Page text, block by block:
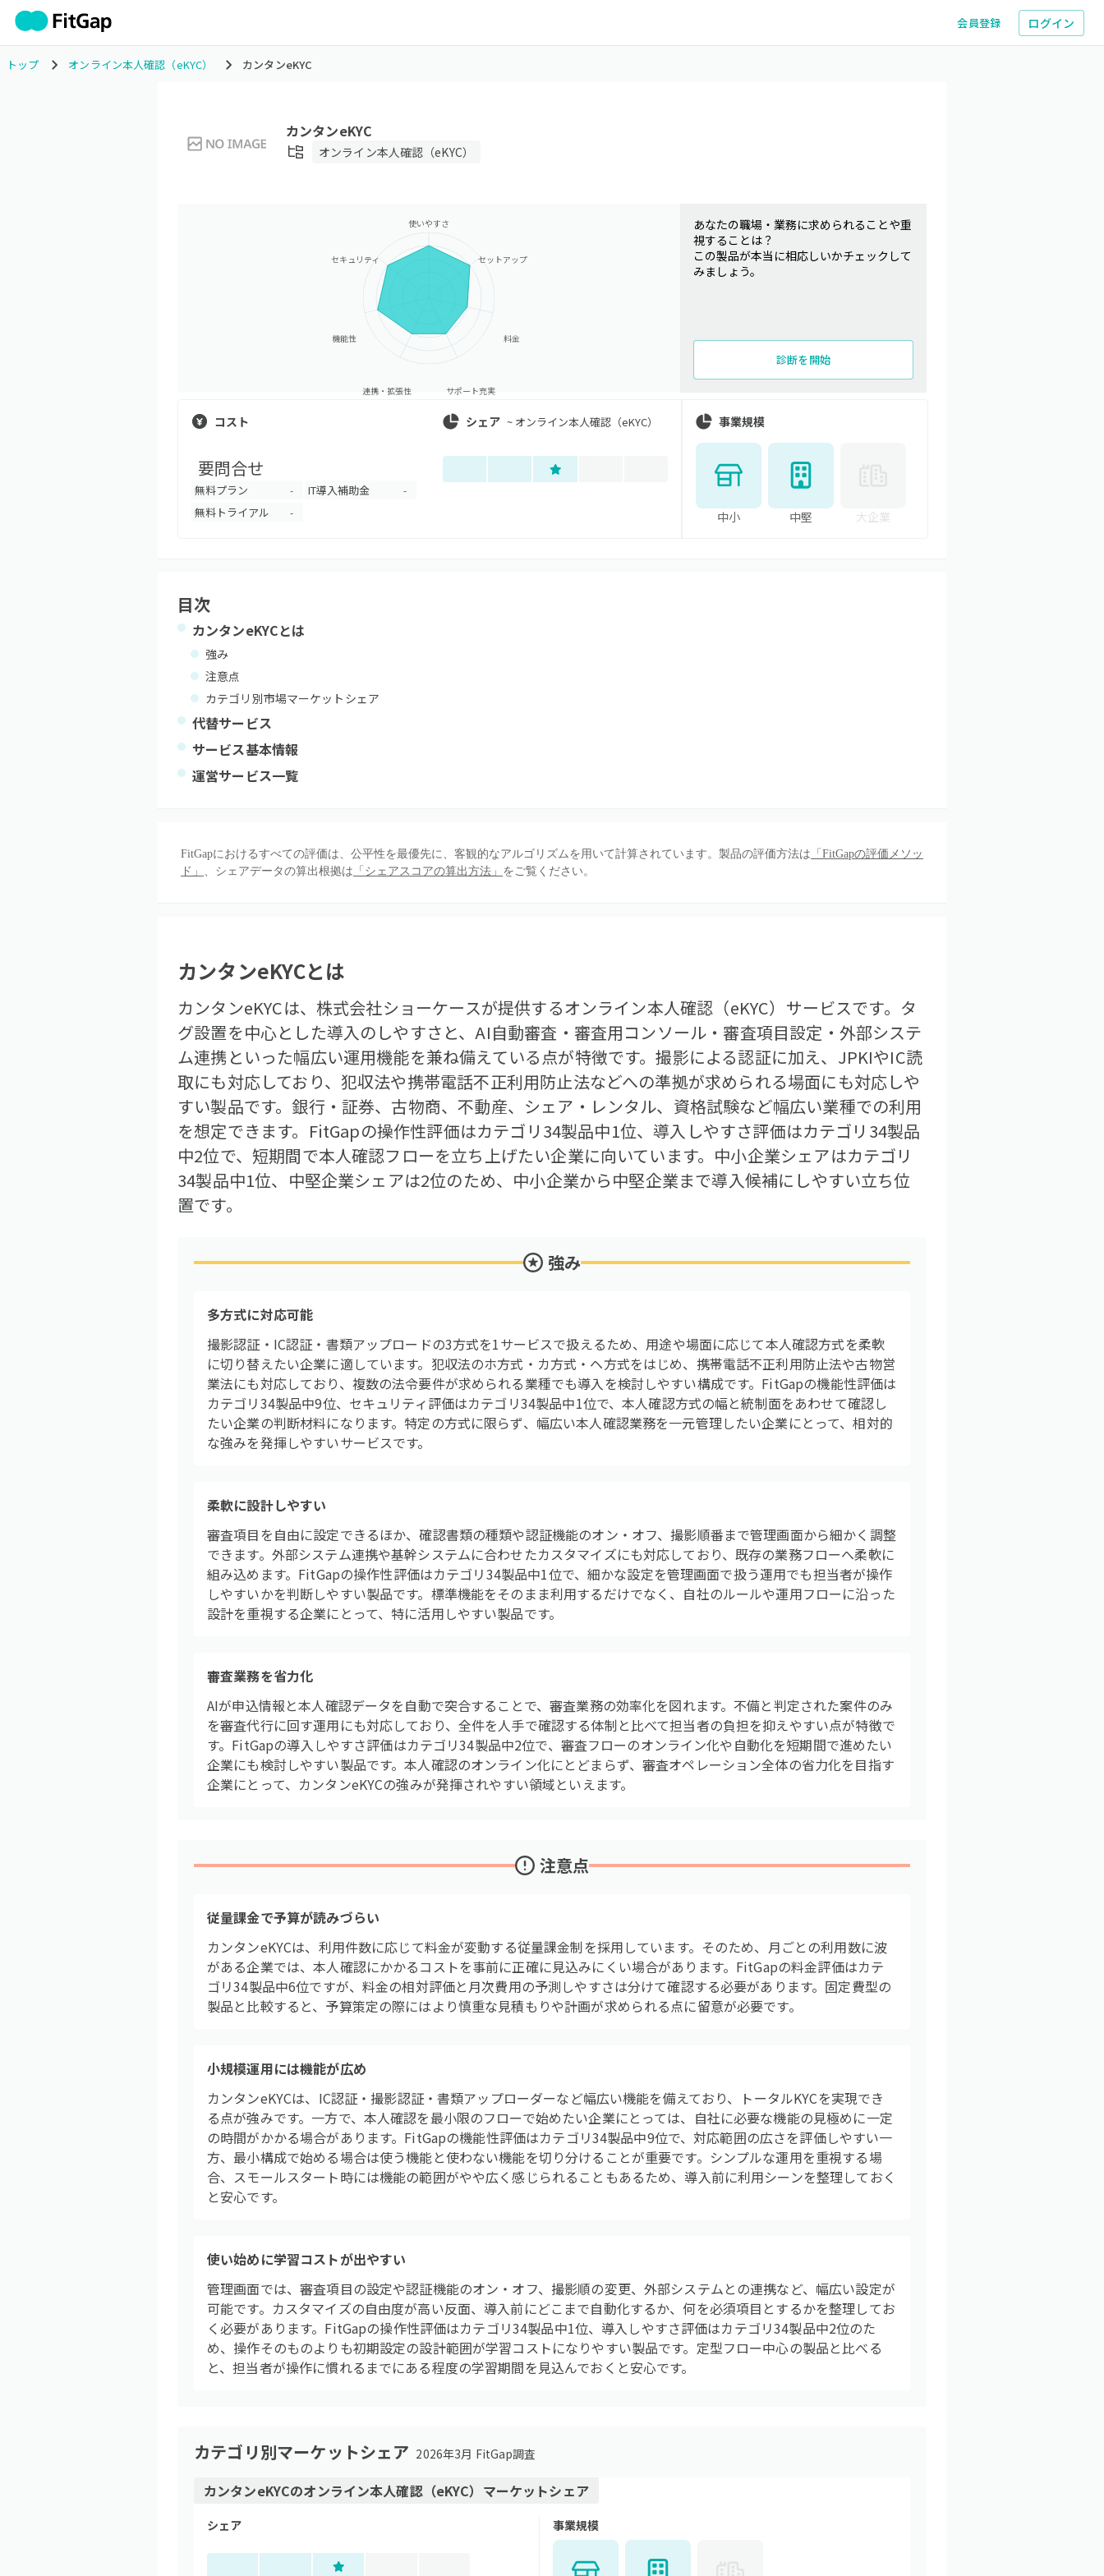
会員登録 ログイン
トップ オンライン本人確認（eKYC） カンタンeKYC
カンタンeKYC
オンライン本人確認（eKYC）
使いやすさ
セットアップ
料金
サポート充実
連携・拡張性
機能性
セキュリティ
あなたの職場・業務に求められることや重
視することは？
この製品が本当に相応しいかチェックして
みましょう。
診断を開始
コスト
要問合せ
無料プラン - IT導入補助金 -
無料トライアル -
シェア ~ オンライン本人確認（eKYC） 事業規模
中小 中堅 大企業
目次
カンタンeKYCとは
強み
注意点
カテゴリ別市場マーケットシェア
代替サービス
サービス基本情報
運営サービス一覧
FitGapにおけるすべての評価は、公平性を最優先に、客観的なアルゴリズムを用いて計算されています。製品の評価方法は 「FitGapの評価メソッ
ド」 、シェアデータの算出根拠は 「シェアスコアの算出方法」 をご覧ください。
カンタンeKYCとは
カンタンeKYCは、株式会社ショーケースが提供するオンライン本人確認（eKYC）サービスです。タ
グ設置を中心とした導入のしやすさと、AI自動審査・審査用コンソール・審査項目設定・外部システ
ム連携といった幅広い運用機能を兼ね備えている点が特徴です。撮影による認証に加え、JPKIやIC読
取にも対応しており、犯収法や携帯電話不正利用防止法などへの準拠が求められる場面にも対応しや
すい製品です。銀行・証券、古物商、不動産、シェア・レンタル、資格試験など幅広い業種での利用
を想定できます。FitGapの操作性評価はカテゴリ34製品中1位、導入しやすさ評価はカテゴリ34製品
中2位で、短期間で本人確認フローを立ち上げたい企業に向いています。中小企業シェアはカテゴリ
34製品中1位、中堅企業シェアは2位のため、中小企業から中堅企業まで導入候補にしやすい立ち位
置です。
強み
多方式に対応可能
撮影認証・IC認証・書類アップロードの3方式を1サービスで扱えるため、用途や場面に応じて本人確認方式を柔軟
に切り替えたい企業に適しています。犯収法のホ方式・カ方式・ヘ方式をはじめ、携帯電話不正利用防止法や古物営
業法にも対応しており、複数の法令要件が求められる業種でも導入を検討しやすい構成です。FitGapの機能性評価は
カテゴリ34製品中9位、セキュリティ評価はカテゴリ34製品中1位で、本人確認方式の幅と統制面をあわせて確認し
たい企業の判断材料になります。特定の方式に限らず、幅広い本人確認業務を一元管理したい企業にとって、相対的
な強みを発揮しやすいサービスです。
柔軟に設計しやすい
審査項目を自由に設定できるほか、確認書類の種類や認証機能のオン・オフ、撮影順番まで管理画面から細かく調整
できます。外部システム連携や基幹システムに合わせたカスタマイズにも対応しており、既存の業務フローへ柔軟に
組み込めます。FitGapの操作性評価はカテゴリ34製品中1位で、細かな設定を管理画面で扱う運用でも担当者が操作
しやすいかを判断しやすい製品です。標準機能をそのまま利用するだけでなく、自社のルールや運用フローに沿った
設計を重視する企業にとって、特に活用しやすい製品です。
審査業務を省力化
AIが申込情報と本人確認データを自動で突合することで、審査業務の効率化を図れます。不備と判定された案件のみ
を審査代行に回す運用にも対応しており、全件を人手で確認する体制と比べて担当者の負担を抑えやすい点が特徴で
す。FitGapの導入しやすさ評価はカテゴリ34製品中2位で、審査フローのオンライン化や自動化を短期間で進めたい
企業にも検討しやすい製品です。本人確認のオンライン化にとどまらず、審査オペレーション全体の省力化を目指す
企業にとって、カンタンeKYCの強みが発揮されやすい領域といえます。
注意点
従量課金で予算が読みづらい
カンタンeKYCは、利用件数に応じて料金が変動する従量課金制を採用しています。そのため、月ごとの利用数に波
がある企業では、本人確認にかかるコストを事前に正確に見込みにくい場合があります。FitGapの料金評価はカテ
ゴリ34製品中6位ですが、料金の相対評価と月次費用の予測しやすさは分けて確認する必要があります。固定費型の
製品と比較すると、予算策定の際にはより慎重な見積もりや計画が求められる点に留意が必要です。
小規模運用には機能が広め
カンタンeKYCは、IC認証・撮影認証・書類アップローダーなど幅広い機能を備えており、トータルKYCを実現でき
る点が強みです。一方で、本人確認を最小限のフローで始めたい企業にとっては、自社に必要な機能の見極めに一定
の時間がかかる場合があります。FitGapの機能性評価はカテゴリ34製品中9位で、対応範囲の広さを評価しやすい一
方、最小構成で始める場合は使う機能と使わない機能を切り分けることが重要です。シンプルな運用を重視する場
合、スモールスタート時には機能の範囲がやや広く感じられることもあるため、導入前に利用シーンを整理しておく
と安心です。
使い始めに学習コストが出やすい
管理画面では、審査項目の設定や認証機能のオン・オフ、撮影順の変更、外部システムとの連携など、幅広い設定が
可能です。カスタマイズの自由度が高い反面、導入前にどこまで自動化するか、何を必須項目とするかを整理してお
く必要があります。FitGapの操作性評価はカテゴリ34製品中1位、導入しやすさ評価はカテゴリ34製品中2位のた
め、操作そのものよりも初期設定の設計範囲が学習コストになりやすい製品です。定型フロー中心の製品と比べる
と、担当者が操作に慣れるまでにある程度の学習期間を見込んでおくと安心です。
カテゴリ別マーケットシェア 2026年3月 FitGap調査
カンタンeKYCのオンライン本人確認（eKYC） マーケットシェア
シェア 事業規模